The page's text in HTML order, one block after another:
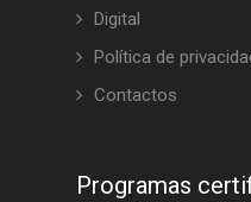
Digital
Política de
Contactos
Programas